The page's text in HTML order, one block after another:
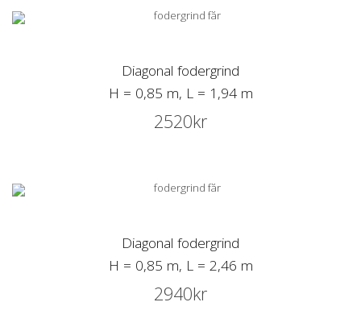
Diagonal fodergrind
H = 0,85 m, L = 1,94 m
2520kr
Diagonal fodergrind
H = 0,85 m, L = 2,46 m
2940kr